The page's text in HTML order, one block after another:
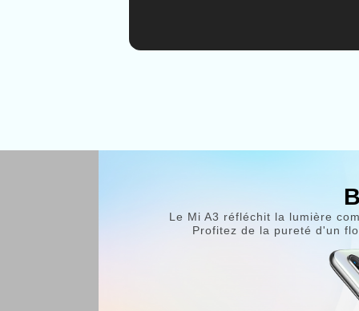
Le Mi A3 réfléchit la lumière
Profitez de la pureté d'un